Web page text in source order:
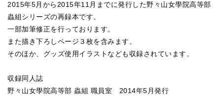
2015年5月から2015年11月までに発行した野々山女學院高等部
蟲組シリーズの再録本です。
一部加筆修正を行っております。
また描き下ろしページ３枚を含みます。
そのほか、グッズ使用イラストなども収録されています。
収録同人誌
野々山女學院高等部 蟲組 職員室 2014年5月発行